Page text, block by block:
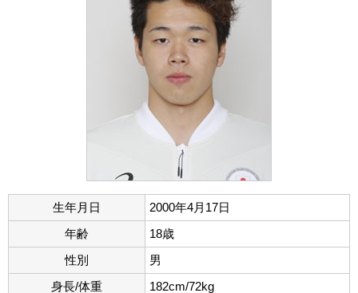
生年月日
2000年4月17日
年齢
18歳
性別
男
身長/体重
182cm/72kg